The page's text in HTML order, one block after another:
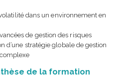
dans un environnement en
de gestion des risques
d’une stratégie globale de gestion
de la formation